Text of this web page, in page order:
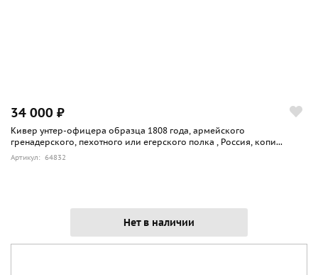
34 000 ₽
Кивер унтер-офицера образца 1808 года, армейского
гренадерского, пехотного или егерского полка , Россия, копи...
Артикул: 64832
Нет в наличии